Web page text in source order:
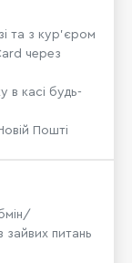
та з кур’єром
через
в касі будь-
Пошті
зайвих питань